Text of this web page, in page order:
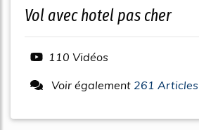
vol avec hotel pas cher
110 Vidéos
Voir également 261 Articles